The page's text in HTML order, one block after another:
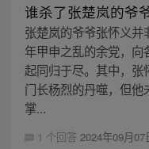
谁杀了张楚岚的爷
张楚岚的爷爷张怀义
年甲申之乱的余党，
起同归于尽。其中，张
门长杨烈的丹噬，但
掌...
1 个回答 2024年09月07